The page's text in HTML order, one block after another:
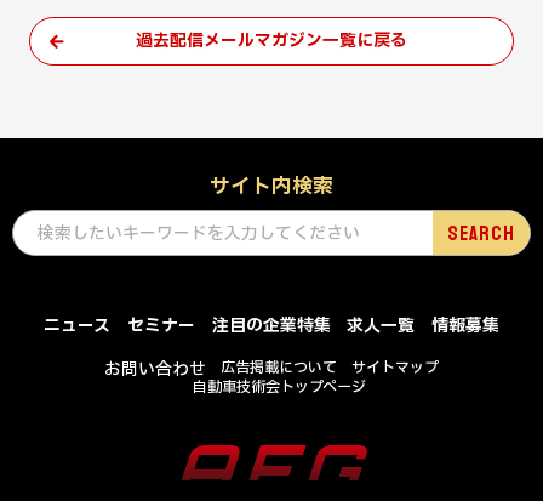
過去配信メールマガジン一覧に戻る
サイト内検索
ニュース セミナー 注目の企業特集 求人一覧
情報募集
お問い合わせ
広告掲載について
サイトマップ
自動車技術会トップページ